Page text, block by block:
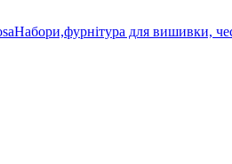
Набори,фурнітура для вишивки,